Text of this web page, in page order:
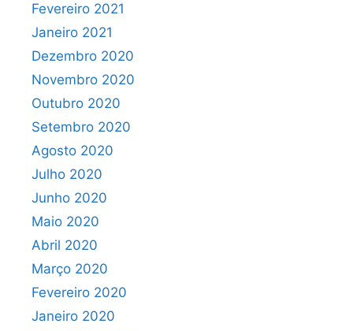
Fevereiro 2021
Janeiro 2021
Dezembro 2020
Novembro 2020
Outubro 2020
Setembro 2020
Agosto 2020
Julho 2020
Junho 2020
Maio 2020
Abril 2020
Março 2020
Fevereiro 2020
Janeiro 2020